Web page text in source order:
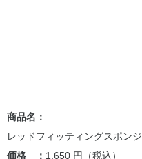
商品名：
レッドフィッティングスポンジ
価格 ： 1,650 円（税込）